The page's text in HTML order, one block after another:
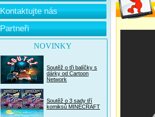
Kontaktujte nás
Partneři
NOVINKY
Soutěž o tři balíčky s
dárky od Cartoon
Network
Soutěž o 3 sady tří
komiksů MINECRAFT